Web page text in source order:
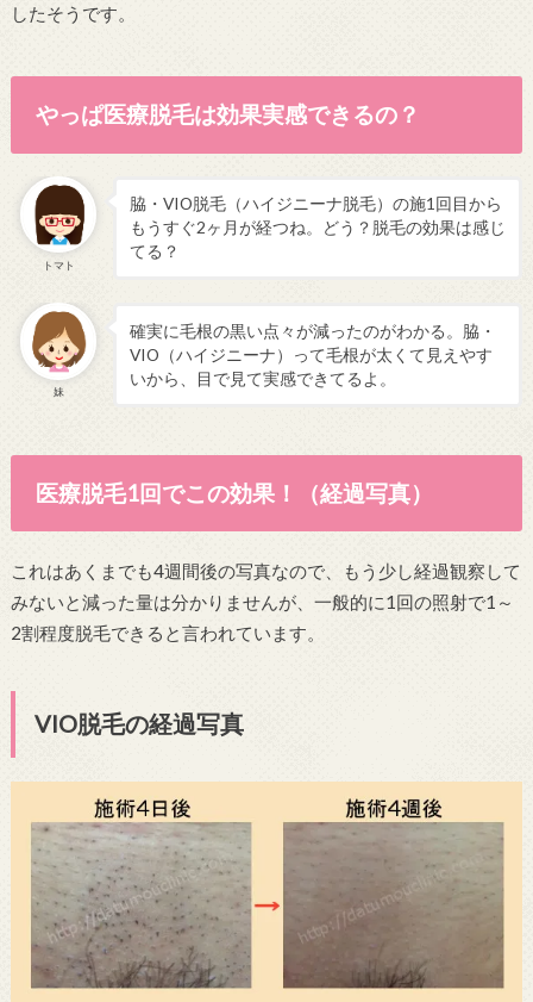
したそうです。
やっぱ医療脱毛は効果実感できるの？
トマト
脇・VIO脱毛（ハイジニーナ脱毛）の施1回目から
もうすぐ2ヶ月が経つね。どう？脱毛の効果は感じ
てる？
妹
確実に毛根の黒い点々が減ったのがわかる。脇・
VIO（ハイジニーナ）って毛根が太くて見えやす
いから、目で見て実感できてるよ。
医療脱毛1回でこの効果！（経過写真）
これはあくまでも4週間後の写真なので、もう少し経過観察して
みないと減った量は分かりませんが、一般的に1回の照射で1～
2割程度脱毛できると言われています。
VIO脱毛の経過写真